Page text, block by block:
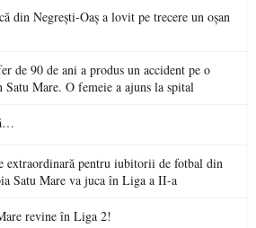
din Negrești-Oaș a lovit pe trecere un oșan
de 90 de ani a produs un accident pe o
Satu Mare. O femeie a ajuns la spital
extraordinară pentru iubitorii de fotbal din
Satu Mare va juca în Liga a II-a
revine în Liga 2!